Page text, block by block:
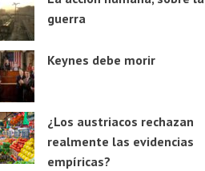
guerra
Keynes debe morir
¿Los austriacos rechazan
realmente las evidencias
empíricas?